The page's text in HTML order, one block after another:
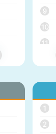
9
10
11
1
2